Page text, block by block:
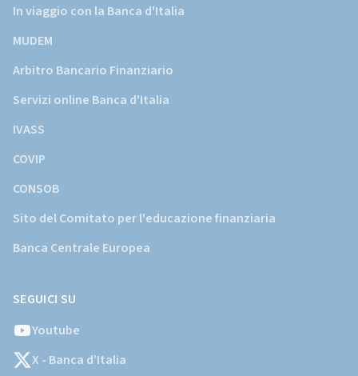
In viaggio con la Banca d'Italia
MUDEM
Arbitro Bancario Finanziario
Servizi online Banca d'Italia
IVASS
COVIP
CONSOB
Sito del Comitato per l'educazione finanziaria
Banca Centrale Europea
SEGUICI SU
Youtube
X - Banca d’Italia